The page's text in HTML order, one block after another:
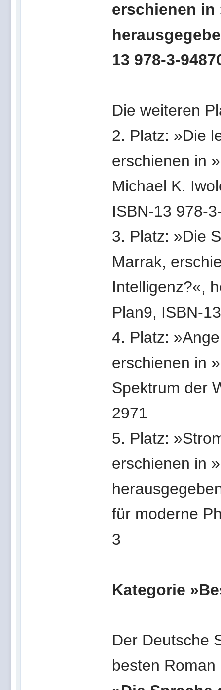
erschienen
13 978-3-
Die weiteren
2. Platz: »Die
erschienen in
Michael K.
ISBN-13 978-
3. Platz: »Die
Marrak,
Intelligenz?«,
Plan9, ISBN-
4. Platz:
erschienen in
Spektrum der
2971
5. Platz:
erschienen in
für moderne
3
Kategorie
Der Deutsche
besten Roman